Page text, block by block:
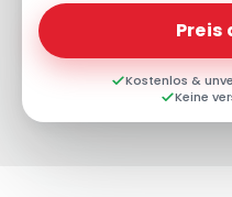
Preis
Kostenlos &
Keine